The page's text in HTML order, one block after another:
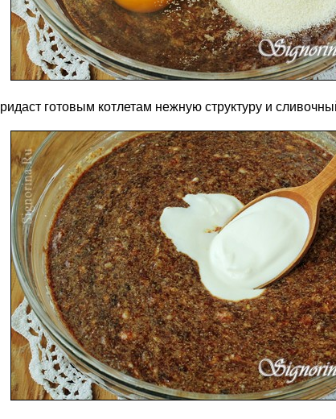
готовым котлетам нежную структуру и